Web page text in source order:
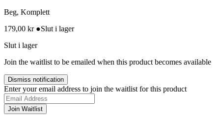
Beg, Komplett
179,00 kr ●Slut i lager
Slut i lager
Join the waitlist to be emailed when this product becomes available
Dismiss notification
Enter your email address to join the waitlist for this product
Join Waitlist